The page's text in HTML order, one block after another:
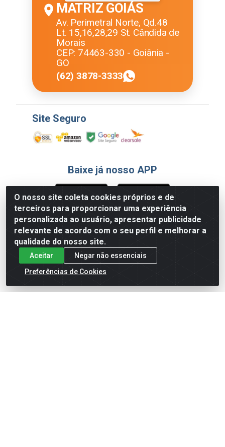
O nosso site coleta cookies próprios e de
terceiros para proporcionar uma experiência
personalizada ao usuário, apresentar publicidade
relevante de acordo com o seu perfil e melhorar a
qualidade do nosso site.
Aceitar
Negar não essenciais
Preferências de Cookies
MATRIZ GOIÁS
Av. Perimetral Norte, Qd.48
Lt. 15,16,28,29 St. Cândida de
Morais
CEP: 74463-330 - Goiânia -
GO
(62) 3878-3333
Site Seguro
Baixe já nosso APP
Formas de Pagamento